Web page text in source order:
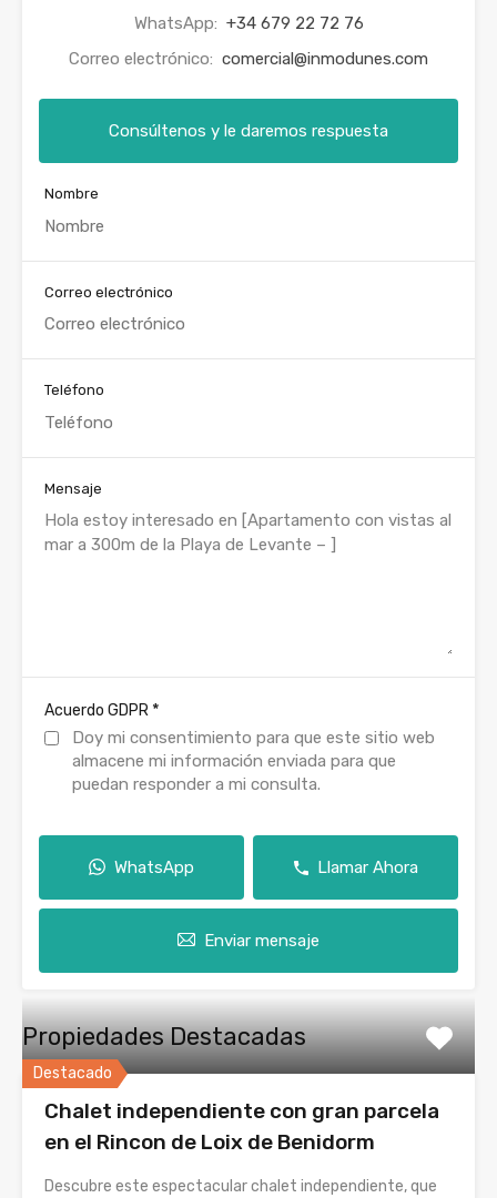
WhatsApp: +34 679 22 72 76
Correo electrónico: comercial@inmodunes.com
Consúltenos y le daremos respuesta
Nombre
Correo electrónico
Teléfono
Mensaje
Acuerdo GDPR *
Doy mi consentimiento para que este sitio web
almacene mi información enviada para que
puedan responder a mi consulta.
WhatsApp Llamar Ahora
Enviar mensaje
Propiedades Destacadas
Destacado
Chalet independiente con gran parcela
en el Rincon de Loix de Benidorm
Descubre este espectacular chalet independiente, que